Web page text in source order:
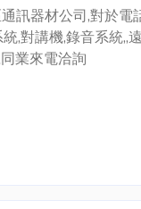
訊器材公司,對於電
,對講機,錄音系統,,
業來電洽詢